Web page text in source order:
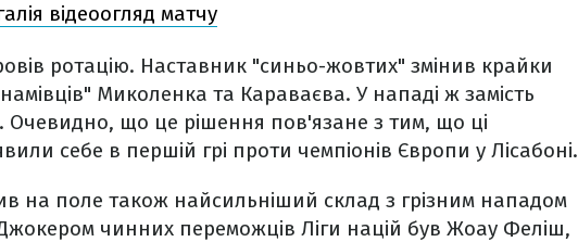
відеоогляд матчу
ротацію. Наставник "синьо-жовтих" змінив крайки
Миколенка та Караваєва. У нападі ж замість
що це рішення пов'язане з тим, що ці
себе в першій грі проти чемпіонів Європи у Лісабоні.
на поле також найсильніший склад з грізним нападом
чинних переможців Ліги націй був Жоау Феліш,